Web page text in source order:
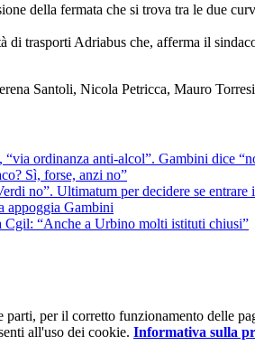
della fermata che si trova tra le due
di trasporti Adriabus che, afferma il
Santoli, Nicola Petricca, Mauro
ordinanza anti-alcol”. Gambini dice
Sì, forse, anzi no”
no”. Ultimatum per decidere se entrare
appoggia Gambini
Cgil: “Anche a Urbino molti istituti chiusi”
per il corretto funzionamento delle
all'uso dei cookie. Informativa sulla